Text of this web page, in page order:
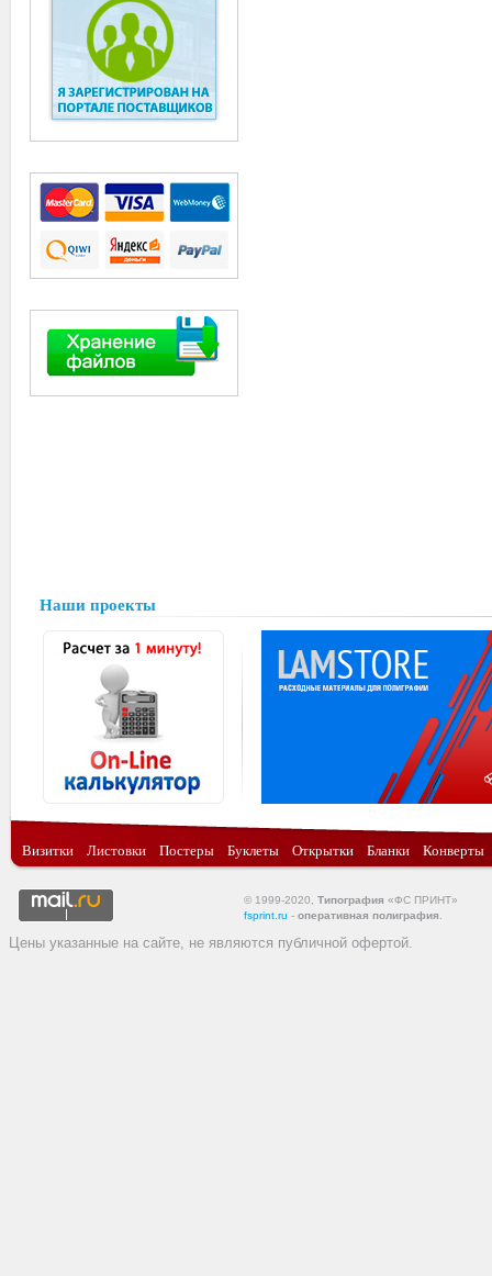
Наши проекты
Визитки Листовки Постеры Буклеты Открытки Бланки Конверты
© 1999-2020, Типография «ФС ПРИНТ»
fsprint.ru - оперативная полиграфия
Цены указанные на сайте, не являются публичной офертой.